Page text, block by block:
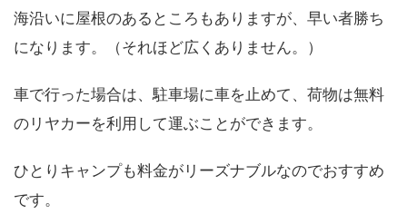
海沿いに屋根のあるところもありますが、早い者勝ち
になります。（それほど広くありません。）
車で行った場合は、駐車場に車を止めて、荷物は無料
のリヤカーを利用して運ぶことができます。
ひとりキャンプも料金がリーズナブルなのでおすすめ
です。